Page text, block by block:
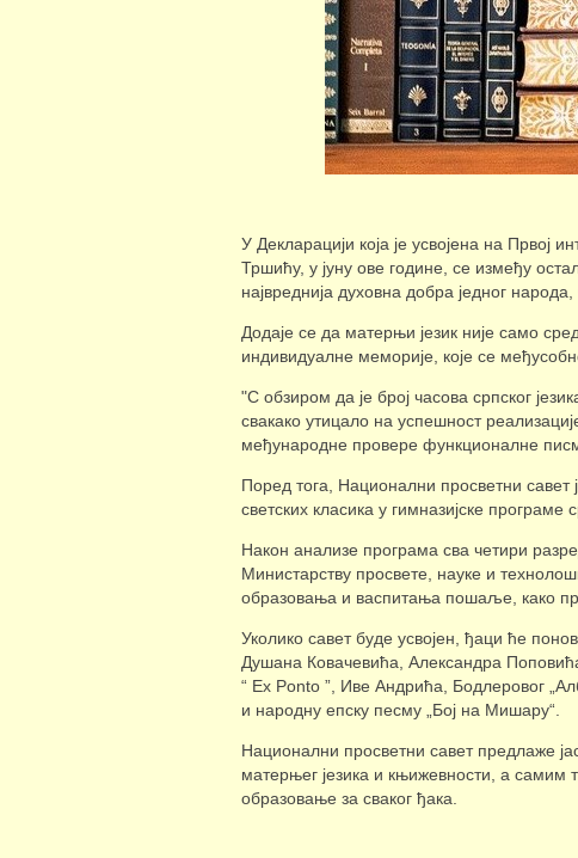
У Декларацији која је усвојена на Првој
Тршићу, у јуну ове године, се између
највреднија духовна добра једног
Додаје се да матерњи језик није само
индивидуалне меморије, које се
"С обзиром да је број часова српског
свакако утицало на успешност
међународне провере функционалне
Поред тога, Национални просветни
светских класика у гимназијске програме
Након анализе програма сва четири
Министарству просвете, науке и
образовања и васпитања пошаље, како
Уколико савет буде усвојен, ђаци ће
Душана Ковачевића, Александра
“ Ex Ponto ”, Иве Андрића, Бодлеровог
и народну епску песму „Бој на Мишару“.
Национални просветни савет предлаже
матерњег језика и књижевности, а самим
образовање за сваког ђака.